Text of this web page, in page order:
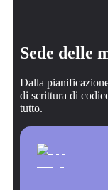
Sede delle
Dalla
di scrittura di
tutto.